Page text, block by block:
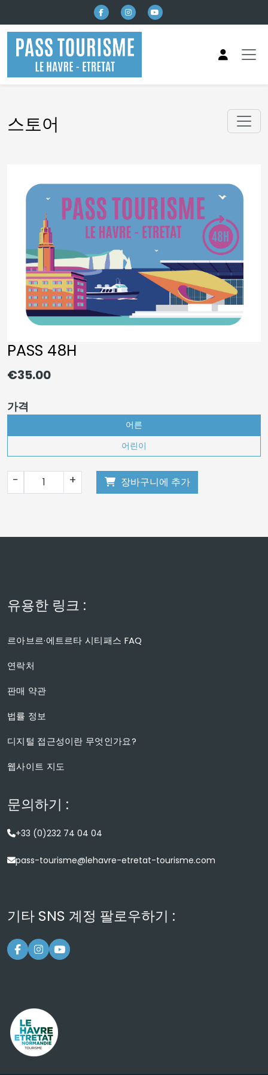
스토어
PASS 48H
€35.00
가격
어른
어린이
− + 장바구니에 추가
유용한 링크 :
르아브르·에트르타 시티패스 FAQ
연락처
판매 약관
법률 정보
디지털 접근성이란 무엇인가요?
웹사이트 지도
문의하기 :
+33 (0)232 74 04 04
pass-tourisme@lehavre-etretat-tourisme.com
기타 SNS 계정 팔로우하기 :